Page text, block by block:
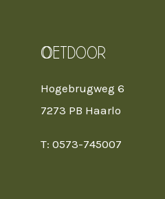
Oetdoor
Hogebrugweg 6
7273 PB Haarlo
T: 0573-745007